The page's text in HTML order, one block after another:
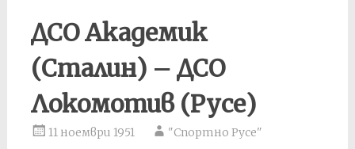
ДСО Академик
(Сталин) – ДСО
Локомотив (Русе)
11 ноември 1951 "Спортно Русе"